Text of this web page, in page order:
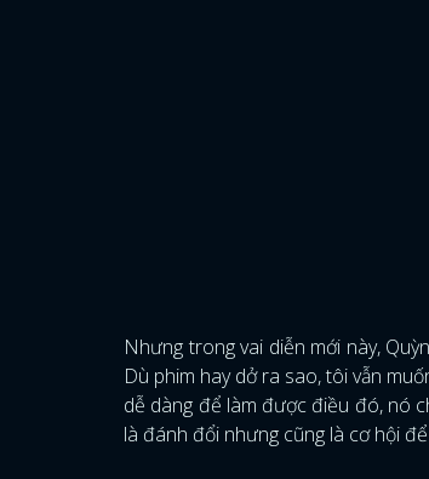
Nhưng trong vai diễn mới này,
Dù phim hay dở ra sao, tôi vẫn
dễ dàng để làm được điều đó, nó
là đánh đổi nhưng cũng là cơ hội